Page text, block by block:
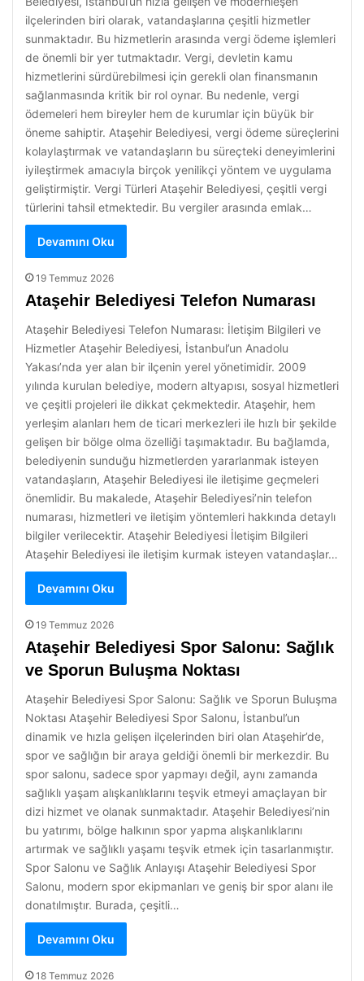
ilçelerinden biri olarak, vatandaşlarına çeşitli hizmetler
sunmaktadır. Bu hizmetlerin arasında vergi ödeme işlemleri
de önemli bir yer tutmaktadır. Vergi, devletin kamu
hizmetlerini sürdürebilmesi için gerekli olan finansmanın
sağlanmasında kritik bir rol oynar. Bu nedenle, vergi
ödemeleri hem bireyler hem de kurumlar için büyük bir
öneme sahiptir. Ataşehir Belediyesi, vergi ödeme süreçlerini
kolaylaştırmak ve vatandaşların bu süreçteki deneyimlerini
iyileştirmek amacıyla birçok yenilikçi yöntem ve uygulama
geliştirmiştir. Vergi Türleri Ataşehir Belediyesi, çeşitli vergi
türlerini tahsil etmektedir. Bu vergiler arasında emlak…
Devamını Oku
19 Temmuz 2026
Ataşehir Belediyesi Telefon Numarası
Ataşehir Belediyesi Telefon Numarası: İletişim Bilgileri ve
Hizmetler Ataşehir Belediyesi, İstanbul’un Anadolu
Yakası’nda yer alan bir ilçenin yerel yönetimidir. 2009
yılında kurulan belediye, modern altyapısı, sosyal hizmetleri
ve çeşitli projeleri ile dikkat çekmektedir. Ataşehir, hem
yerleşim alanları hem de ticari merkezleri ile hızlı bir şekilde
gelişen bir bölge olma özelliği taşımaktadır. Bu bağlamda,
belediyenin sunduğu hizmetlerden yararlanmak isteyen
vatandaşların, Ataşehir Belediyesi ile iletişime geçmeleri
önemlidir. Bu makalede, Ataşehir Belediyesi’nin telefon
numarası, hizmetleri ve iletişim yöntemleri hakkında detaylı
bilgiler verilecektir. Ataşehir Belediyesi İletişim Bilgileri
Ataşehir Belediyesi ile iletişim kurmak isteyen vatandaşlar…
Devamını Oku
19 Temmuz 2026
Ataşehir Belediyesi Spor Salonu: Sağlık
ve Sporun Buluşma Noktası
Ataşehir Belediyesi Spor Salonu: Sağlık ve Sporun Buluşma
Noktası Ataşehir Belediyesi Spor Salonu, İstanbul’un
dinamik ve hızla gelişen ilçelerinden biri olan Ataşehir’de,
spor ve sağlığın bir araya geldiği önemli bir merkezdir. Bu
spor salonu, sadece spor yapmayı değil, aynı zamanda
sağlıklı yaşam alışkanlıklarını teşvik etmeyi amaçlayan bir
dizi hizmet ve olanak sunmaktadır. Ataşehir Belediyesi’nin
bu yatırımı, bölge halkının spor yapma alışkanlıklarını
artırmak ve sağlıklı yaşamı teşvik etmek için tasarlanmıştır.
Spor Salonu ve Sağlık Anlayışı Ataşehir Belediyesi Spor
Salonu, modern spor ekipmanları ve geniş bir spor alanı ile
donatılmıştır. Burada, çeşitli…
Devamını Oku
18 Temmuz 2026